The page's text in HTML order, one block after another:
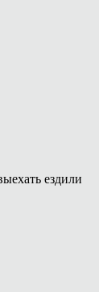
ездили